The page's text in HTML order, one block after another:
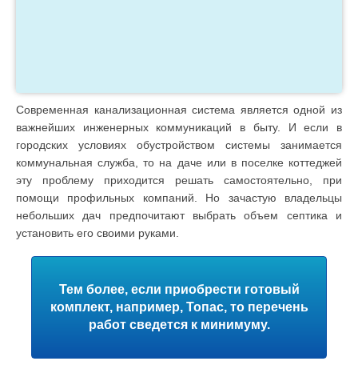
Современная канализационная система является одной из
важнейших инженерных коммуникаций в быту. И если в
городских условиях обустройством системы занимается
коммунальная служба, то на даче или в поселке коттеджей
эту проблему приходится решать самостоятельно, при
помощи профильных компаний. Но зачастую владельцы
небольших дач предпочитают выбрать объем септика и
установить его своими руками.
Тем более, если приобрести готовый
комплект, например, Топас, то перечень
работ сведется к минимуму.